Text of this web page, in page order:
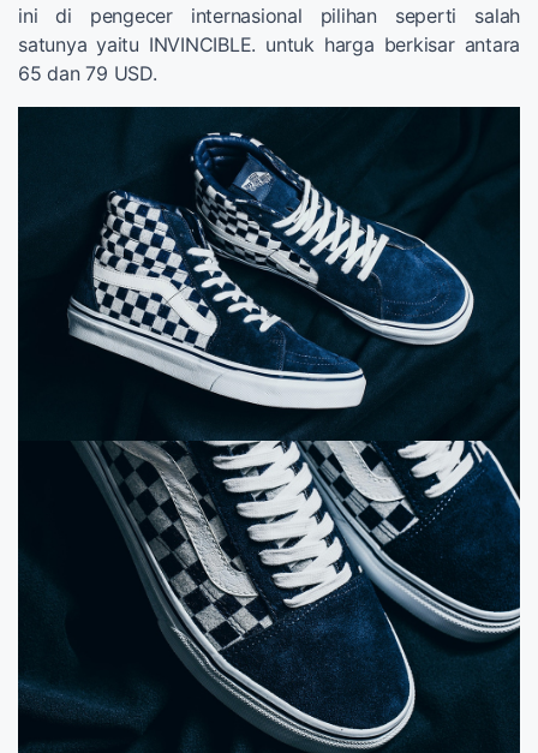
ini di pengecer internasional pilihan seperti salah
satunya yaitu INVINCIBLE. untuk harga berkisar antara
65 dan 79 USD.